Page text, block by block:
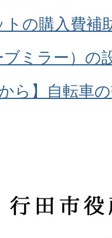
トの購入費補
ミラー）の
ら】自転車
行